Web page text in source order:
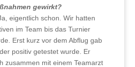
gewirkt?
eigentlich schon. Wir hatten
im Team bis das Turnier
Erst kurz vor dem Abflug gab
positiv getestet wurde. Er
zusammen mit einem Teamarzt